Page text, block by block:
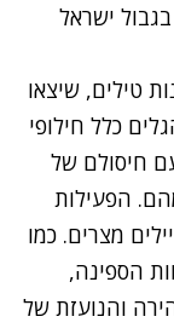
ישראל
טילים, שיצאו
כלל חילופי
חיסולם של
דאע"ש ולתפיסה של כ-30 מהם. הפעילות
20 קצינים וחיילים מצרים. כמו
הספינה,
והנועזת של